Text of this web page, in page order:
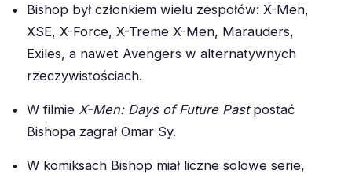
Bishop był członkiem wielu zespołów: X-Men,
XSE, X-Force, X-Treme X-Men, Marauders,
Exiles, a nawet Avengers w alternatywnych
rzeczywistościach.
W filmie X-Men: Days of Future Pastpostać
Bishopa zagrał Omar Sy.
W komiksach Bishop miał liczne solowe serie,